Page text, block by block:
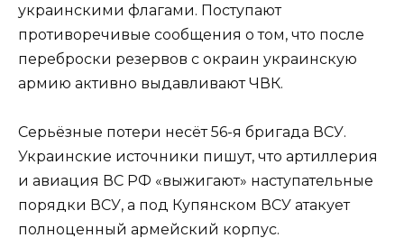
украинскими флагами. Поступают
противоречивые сообщения о том, что после
переброски резервов с окраин украинскую
армию активно выдавливают ЧВК.
Серьёзные потери несёт 56-я бригада ВСУ.
Украинские источники пишут, что артиллерия
и авиация ВС РФ «выжигают» наступательные
порядки ВСУ, а под Купянском ВСУ атакует
полноценный армейский корпус.